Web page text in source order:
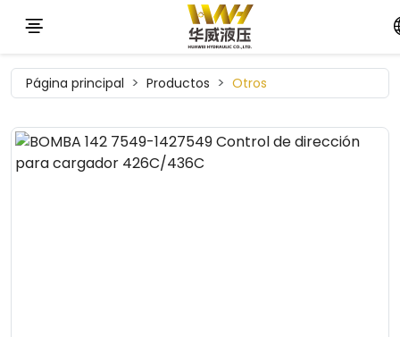
Página principal Productos Otros